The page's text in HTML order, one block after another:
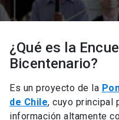
¿Qué es la
Bicentenario?
Es un proyecto de la
de Chile, cuyo principal
información altamente